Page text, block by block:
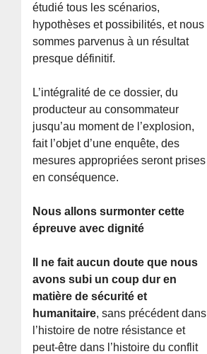
étudié tous les scénarios,
hypothèses et possibilités, et nous
sommes parvenus à un résultat
presque définitif.
L’intégralité de ce dossier, du
producteur au consommateur
jusqu’au moment de l’explosion,
fait l’objet d’une enquête, des
mesures appropriées seront prises
en conséquence.
Nous allons surmonter cette
épreuve avec dignité
Il ne fait aucun doute que nous
avons subi un coup dur en
matière de sécurité et
humanitaire, sans précédent dans
l’histoire de notre résistance et
peut-être dans l’histoire du conflit